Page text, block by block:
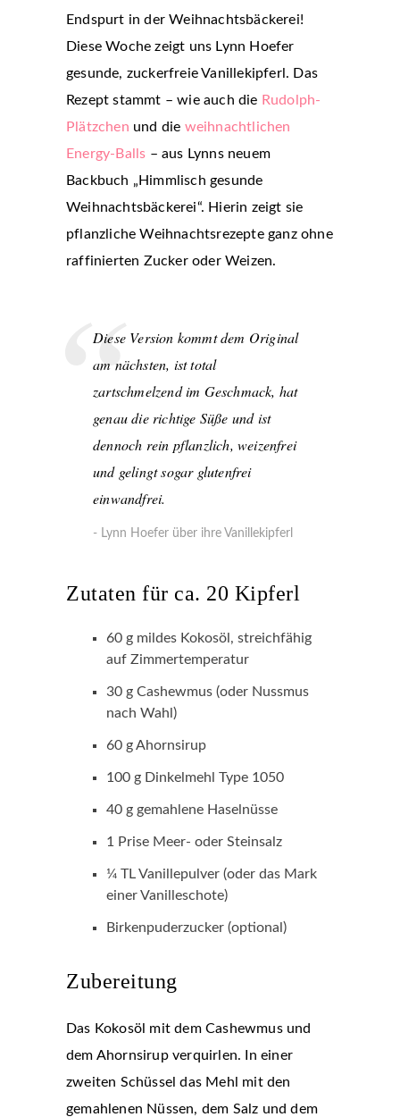
Endspurt in der Weihnachtsbäckerei!
Diese Woche zeigt uns Lynn Hoefer
gesunde, zuckerfreie Vanillekipferl. Das
Rezept stammt – wie auch die Rudolph-
Plätzchen und die weihnachtlichen
Energy-Balls – aus Lynns neuem
Backbuch „Himmlisch gesunde
Weihnachtsbäckerei“. Hierin zeigt sie
pflanzliche Weihnachtsrezepte ganz ohne
raffinierten Zucker oder Weizen.
Diese Version kommt dem Original
am nächsten, ist total
zartschmelzend im Geschmack, hat
genau die richtige Süße und ist
dennoch rein pflanzlich, weizenfrei
und gelingt sogar glutenfrei
einwandfrei.
Lynn Hoefer über ihre Vanillekipferl
Zutaten für ca. 20 Kipferl
60 g mildes Kokosöl, streichfähig
auf Zimmertemperatur
30 g Cashewmus (oder Nussmus
nach Wahl)
60 g Ahornsirup
100 g Dinkelmehl Type 1050
40 g gemahlene Haselnüsse
1 Prise Meer- oder Steinsalz
1⁄4 TL Vanillepulver (oder das Mark
einer Vanilleschote)
Birkenpuderzucker (optional)
Zubereitung
Das Kokosöl mit dem Cashewmus und
dem Ahornsirup verquirlen. In einer
zweiten Schüssel das Mehl mit den
gemahlenen Nüssen, dem Salz und dem